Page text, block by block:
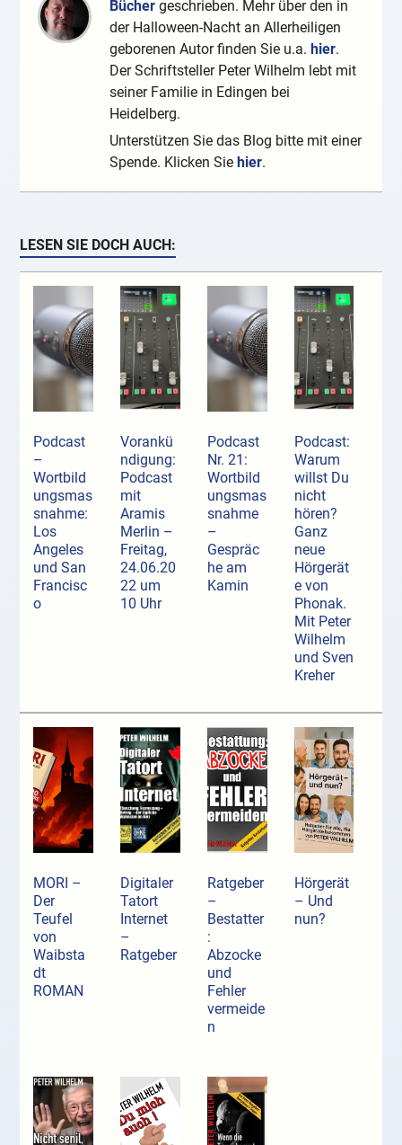
Bücher geschrieben. Mehr über den in
der Halloween-Nacht an Allerheiligen
geborenen Autor finden Sie u.a.hier.
Der Schriftsteller Peter Wilhelm lebt mit
seiner Familie in Edingen bei
Heidelberg.
Unterstützen Sie das Blog bitte mit einer
Spende. Klicken Siehier.
LESEN SIE DOCH AUCH:
Podcast
–
Wortbild
ungsmas
snahme:
Los
Angeles
und San
Francisc
o
Vorankü
ndigung:
Podcast
mit
Aramis
Merlin –
Freitag,
24.06.20
22 um
10 Uhr
Podcast
Nr. 21:
Wortbild
ungsmas
snahme
–
Gespräc
he am
Kamin
Podcast:
Warum
willst Du
nicht
hören?
Ganz
neue
Hörgerät
e von
Phonak.
Mit Peter
Wilhelm
und Sven
Kreher
MORI –
Der
Teufel
von
Waibsta
dt
ROMAN
Digitaler
Tatort
Internet
–
Ratgeber
Ratgeber
–
Bestatter
:
Abzocke
und
Fehler
vermeide
n
Hörgerät
– Und
nun?